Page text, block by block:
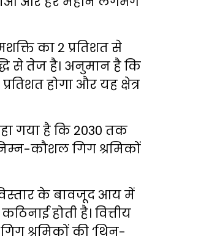
का 2 प्रतिशत से
से तेज है। अनुमान है कि
होगा और यह क्षेत्र
गया है कि 2030 तक
कौशल गिग श्रमिकों
के बावजूद आय में
होती है। वित्तीय
श्रमिकों की ‘थिन-